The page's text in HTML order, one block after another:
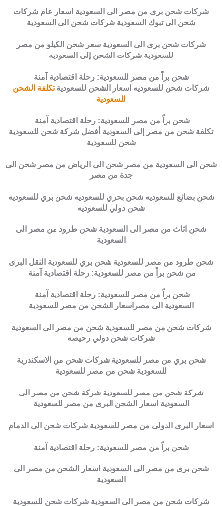
شركات شحن برى من مصر الى السعودية اسعار عام شركات
شحن الى تبوك السعودية شركات شحن الى السعودية
شركات شحن برى الى السعودية سعر شحن الكيلو من مصر
للسعودية شركات الشحن إلى السعوديه
شحن براً من مصر للسعودية: رحلة اقتصادية آمنة
شركات شحن للسعوديه اسعار الشحن للسعوديةتكلفة الشحن
للسعودية
شحن براً من مصر للسعودية: رحلة اقتصادية آمنة
تكلفة شحن من مصر إلى السعودية أفضل شركة شحن للسعودية
شحن للسعودية
شحن الى السعودية من مصر شحن الى الرياض من مصر شحن الى
جدة من مصر
شحن بضائع للسعوديه شحن بحري للسعوديه شحن بري للسعوديه
شحن دولي للسعوديه
شحن اثاث من مصر الى السعودية شحن طرود من مصر الى
السعودية
شحن طرود من مصر للسعودية شحن بري للسعودية النقل البرى
من شحن براً من مصر للسعودية: رحلة اقتصادية آمنة
شحن براً من مصر للسعودية: رحلة اقتصادية آمنة
السعودية الى مصراسعار الشحن من مصر للسعودية
شركات شحن من مصر للسعودية شحن من مصر الى السعودية
شركات شحن دولي رخيصة
شحن بري من مصر للسعودية شركات شحن من الاسكندرية
للسعودية شحن من مصر للسعودية
شركة شحن من مصر للسعودية شركة شحن من مصر الى
السعودية اسعار الشحن البرى من مصر للسعودية
اسعار البرى الدولى من مصر للسعودية شركات شحن الى الدمام
شحن براً من مصر للسعودية: رحلة اقتصادية آمنة
شحن برى من مصر الى السعودية اسعار الشحن من مصر الى
السعودية
شركات شحن من مصر الى السعودية شركات شحن للسعودية